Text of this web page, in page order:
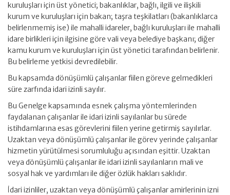
kuruluşları için üst yönetici; bakanlıklar, bağlı, ilgili ve ilişkili
kurum ve kuruluşları için bakan; taşra teşkilatları (bakanlıklarca
belirlenmemiş ise) ile mahalli idareler, bağlı kuruluşları ile mahalli
idare birlikleri için ilgisine göre vali veya belediye başkanı; diğer
kamu kurum ve kuruluşları için üst yönetici tarafından belirlenir.
Bu belirleme yetkisi devredilebilir.
Bu kapsamda dönüşümlü çalışanlar fiilen göreve gelmedikleri
süre zarfında idari izinli sayılır.
Bu Genelge kapsamında esnek çalışma yöntemlerinden
faydalanan çalışanlar ile idari izinli sayılanlar bu sürede
istihdamlarına esas görevlerini fiilen yerine getirmiş sayılırlar.
Uzaktan veya dönüşümlü çalışanlar ile görev yerinde çalışanlar
hizmetin yürütülmesi sorumluluğu açısından eşittir. Uzaktan
veya dönüşümlü çalışanlar ile idari izinli sayılanların mali ve
sosyal hak ve yardımları ile diğer özlük hakları saklıdır.
İdari izinliler, uzaktan veya dönüşümlü çalışanlar amirlerinin izni